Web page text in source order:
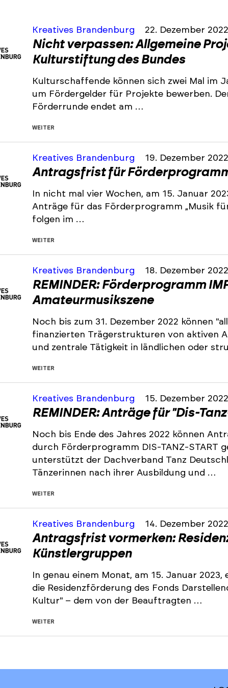
Kreatives Brandenburg 22. Dezember 2022
Nicht verpassen: Allgemeine
Kulturstiftung des Bundes
Kulturschaffende können sich zwei Mal im
um Fördergelder für Projekte bewerben.
Förderrunde endet am …
WEITER
Kreatives Brandenburg 19. Dezember 2022
Antragsfrist für
In nicht mal vier Wochen, am 15. Januar
Anträge für das Förderprogramm „Musik
folgen im …
WEITER
Kreatives Brandenburg 18. Dezember 2022
REMINDER: Förderprogramm
Amateurmusikszene
Noch bis zum 31. Dezember 2022 können
finanzierten Trägerstrukturen von aktiven
und zentrale Tätigkeit in ländlichen oder
WEITER
Kreatives Brandenburg 15. Dezember 2022
REMINDER: Anträge für "Dis-
Noch bis Ende des Jahres 2022 können
durch Förderprogramm DIS-TANZ-START
unterstützt der Dachverband Tanz
Tänzerinnen nach ihrer Ausbildung und …
WEITER
Kreatives Brandenburg 14. Dezember 2022
Antragsfrist vormerken:
Künstlergruppen
In genau einem Monat, am 15. Januar
die Residenzförderung des Fonds
Kultur" – dem von der Beauftragten …
WEITER